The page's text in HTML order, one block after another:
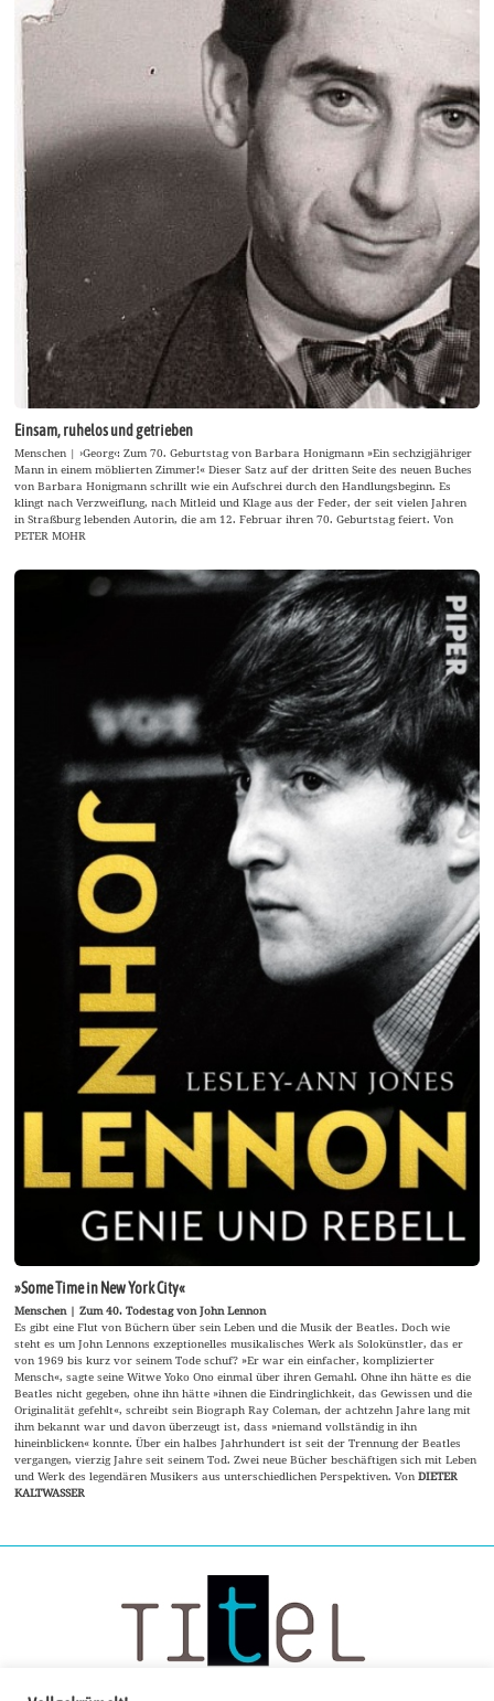
Einsam, ruhelos und getrieben
Menschen | ›Georg‹: Zum 70. Geburtstag von Barbara Honigmann »Ein sechzigjähriger
Mann in einem möblierten Zimmer!« Dieser Satz auf der dritten Seite des neuen Buches
von Barbara Honigmann schrillt wie ein Aufschrei durch den Handlungsbeginn. Es
klingt nach Verzweiflung, nach Mitleid und Klage aus der Feder, der seit vielen Jahren
in Straßburg lebenden Autorin, die am 12. Februar ihren 70. Geburtstag feiert. Von
PETER MOHR
»Some Time in New York City«
Menschen | Zum 40. Todestag von John Lennon
Es gibt eine Flut von Büchern über sein Leben und die Musik der Beatles. Doch wie
steht es um John Lennons exzeptionelles musikalisches Werk als Solokünstler, das er
von 1969 bis kurz vor seinem Tode schuf? »Er war ein einfacher, komplizierter
Mensch«, sagte seine Witwe Yoko Ono einmal über ihren Gemahl. Ohne ihn hätte es die
Beatles nicht gegeben, ohne ihn hätte »ihnen die Eindringlichkeit, das Gewissen und die
Originalität gefehlt«, schreibt sein Biograph Ray Coleman, der achtzehn Jahre lang mit
ihm bekannt war und davon überzeugt ist, dass »niemand vollständig in ihn
hineinblicken« konnte. Über ein halbes Jahrhundert ist seit der Trennung der Beatles
vergangen, vierzig Jahre seit seinem Tod. Zwei neue Bücher beschäftigen sich mit Leben
und Werk des legendären Musikers aus unterschiedlichen Perspektiven. VonDIETER
KALTWASSER